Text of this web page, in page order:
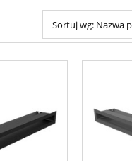
Sortuj wg: Nazwa